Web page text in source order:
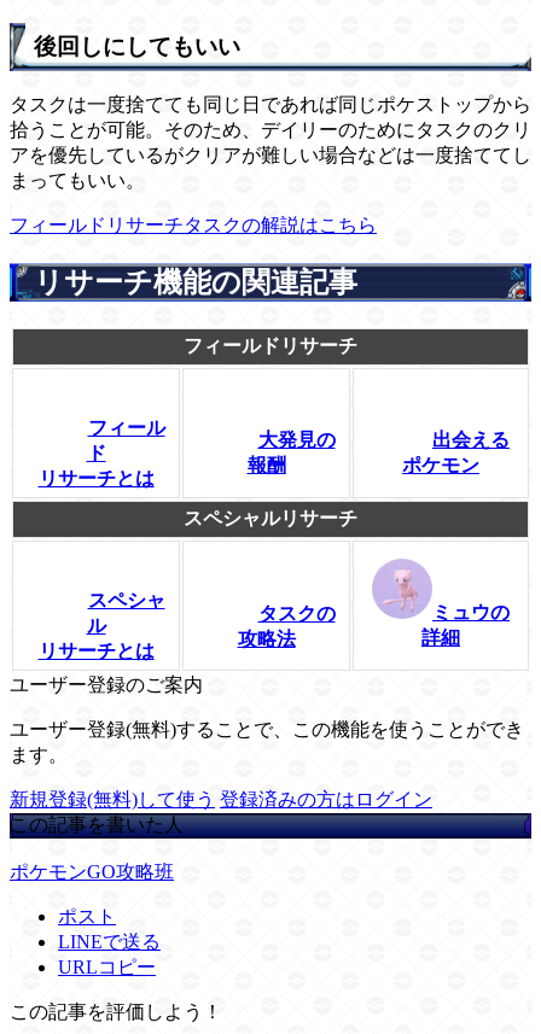
後回しにしてもいい
タスクは一度捨てても同じ日であれば同じポケストップから
拾うことが可能。そのため、デイリーのためにタスクのクリ
アを優先しているがクリアが難しい場合などは一度捨ててし
まってもいい。
フィールドリサーチタスクの解説はこちら
リサーチ機能の関連記事
フィールドリサーチ
フィール
ド
リサーチとは
大発見の
報酬
出会える
ポケモン
スペシャルリサーチ
スペシャ
ル
リサーチとは
タスクの
攻略法
ミュウの
詳細
ユーザー登録のご案内
ユーザー登録(無料)することで、この機能を使うことができ
ます。
新規登録(無料)して使う 登録済みの方はログイン
この記事を書いた人
ポケモンGO攻略班
ポスト
LINEで送る
URLコピー
この記事を評価しよう！